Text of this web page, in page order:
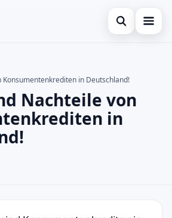
Suche öffnen
suchen
Suchen oder ESC zum Schließen.
in Deutschland!
Nachteile von
in